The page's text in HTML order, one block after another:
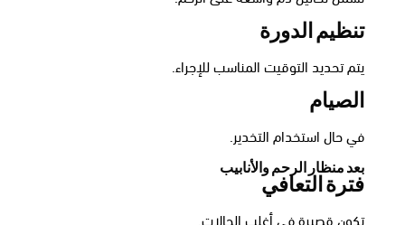
تنظيم الدورة
يتم تحديد التوقيت المناسب للإجراء.
الصيام
في حال استخدام التخدير.
بعد منظار الرحم والأنابيب
فترة التعافي
تكون قصيرة في أغلب الحالات.